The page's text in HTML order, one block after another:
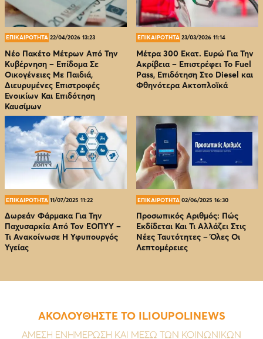
ΕΠΙΚΑΙΡΟΤΗΤΑ 22/04/2026 13:23
Νέο Πακέτο Μέτρων Από Την
Κυβέρνηση – Επίδομα Σε
Οικογένειες Με Παιδιά,
Διευρυμένες Επιστροφές
Ενοικίων Και Επιδότηση
Καυσίμων
ΕΠΙΚΑΙΡΟΤΗΤΑ 23/03/2026 11:14
Μέτρα 300 Εκατ. Ευρώ Για Την
Ακρίβεια – Επιστρέφει Το Fuel
Pass, Επιδότηση Στο Diesel και
Φθηνότερα Ακτοπλοϊκά
ΕΠΙΚΑΙΡΟΤΗΤΑ 11/07/2025 11:22
Δωρεάν Φάρμακα Για Την
Παχυσαρκία Από Τον EOΠΥΥ –
Τι Ανακοίνωσε Η Υφυπουργός
Υγείας
ΕΠΙΚΑΙΡΟΤΗΤΑ 02/06/2025 16:30
Προσωπικός Αριθμός: Πώς
Εκδίδεται Και Τι Αλλάζει Στις
Νέες Ταυτότητες – Όλες Οι
Λεπτομέρειες
ΑΚΟΛΟΥΘΗΣΤΕ ΤΟ ILIOUPOLINEWS
ΑΜΕΣΗ ΕΝΗΜΕΡΩΣΗ ΚΑΙ ΜΕΣΩ ΤΩΝ ΚΟΙΝΩΝΙΚΩΝ